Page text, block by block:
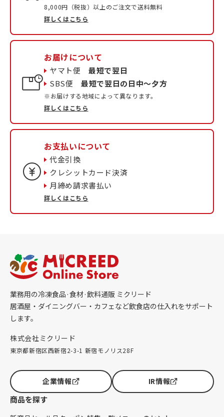
8,000円（税抜）以上のご注文で送料無料
詳しくはこちら
お届けについて
ヤマト便最短で翌日
SBS便最短で翌日の日中〜夕方
※お届けする地域によって異なります。
詳しくはこちら
お支払いについて
代金引換
クレシットカード決済
月締め請求書払い
詳しくはこちら
業務用の冷凍食品·食材·飲料通販 ミクリード
居酒屋・ダイニングバー・カフェなど飲食店の仕入れをサポート
します。
株式会社ミクリード
東京都新宿区西新宿2-3-1 新宿モノリス28F
企業情報 IR情報
商品を探す